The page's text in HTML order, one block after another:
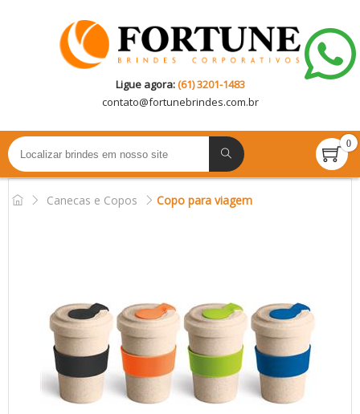
Ligue agora:(61) 3201-1483
contato@fortunebrindes.com.br
0
Canecas e Copos Copo para viagem